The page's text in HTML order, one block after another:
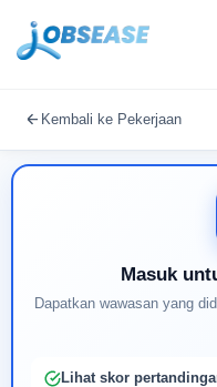
Kembali ke Pekerjaan
Masuk
Dapatkan wawasan yang
Lihat skor
Buat profil Anda